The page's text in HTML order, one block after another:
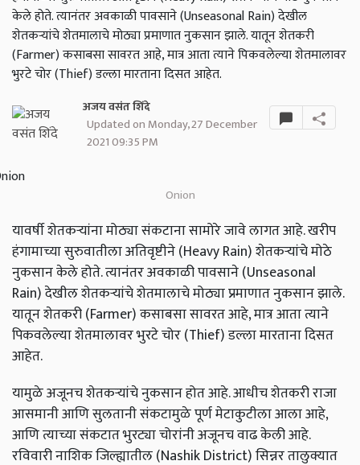
केले होते. त्यानंतर अवकाळी पावसाने (Unseasonal Rain) देखील
शेतकऱ्यांचे शेतमालाचे मोठ्या प्रमाणात नुकसान झाले. यातून शेतकरी
(Farmer) कसाबसा सावरत आहे, मात्र आता त्याने पिकवलेल्या शेतमालावर
भुरटे चोर (Thief) डल्ला मारताना दिसत आहेत.
अजय वसंत शिंदे
Updated on Monday, 27 December
2021 09:35 PM
Onion
यावर्षी शेतकऱ्यांना मोठ्या संकटाना सामोरे जावे लागत आहे. खरीप
हंगामाच्या सुरुवातीला अतिवृष्टीने (Heavy Rain) शेतकऱ्यांचे मोठे
नुकसान केले होते. त्यानंतर अवकाळी पावसाने (Unseasonal
Rain) देखील शेतकऱ्यांचे शेतमालाचे मोठ्या प्रमाणात नुकसान झाले.
यातून शेतकरी (Farmer) कसाबसा सावरत आहे, मात्र आता त्याने
पिकवलेल्या शेतमालावर भुरटे चोर (Thief) डल्ला मारताना दिसत
आहेत.
यामुळे अजूनच शेतकऱ्यांचे नुकसान होत आहे. आधीच शेतकरी राजा
आसमानी आणि सुलतानी संकटामुळे पूर्ण मेटाकुटीला आला आहे,
आणि त्याच्या संकटात भुरट्या चोरांनी अजूनच वाढ केली आहे.
रविवारी नाशिक जिल्ह्यातील (Nashik District) सिन्नर तालुक्यात